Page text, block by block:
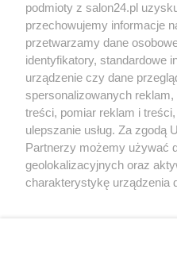
Społeczeństwo
Kultura
X Facebook
podmioty z salon24.pl
przechowujemy informacje
przetwarzamy dane
identyfikatory, standardowe
urządzenie czy dane
spersonalizowanych
treści, pomiar reklam i
ulepszanie usług. Za zgodą
Partnerzy możemy używać
geolokalizacyjnych oraz
charakterystykę urządzenia
zmienić/wycofać klikając